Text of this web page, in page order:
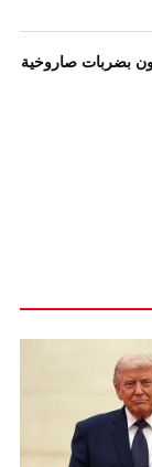
بضربات صاروخية